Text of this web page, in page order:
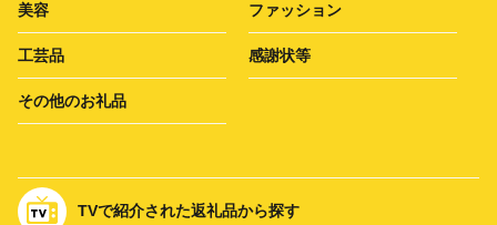
美容 ファッション
工芸品 感謝状等
その他のお礼品
TVで紹介された返礼品から探す